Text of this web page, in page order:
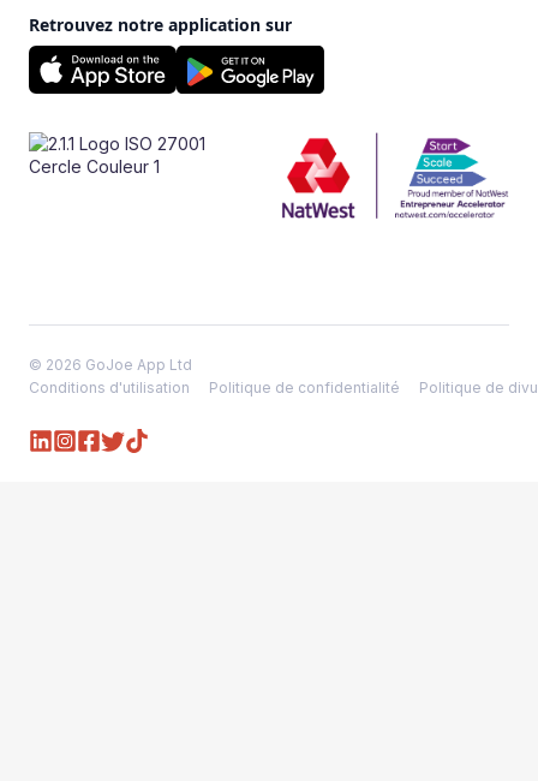
Retrouvez notre application sur
© 2026 GoJoe App Ltd
Conditions d'utilisation
Politique de confidentialité Politique de